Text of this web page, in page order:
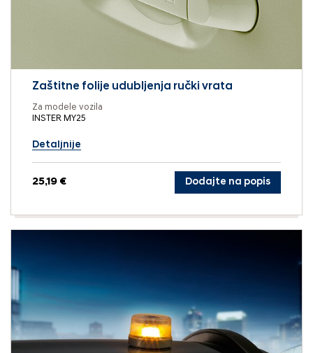
Zaštitne folije udubljenja ručki vrata
Za modele vozila
INSTER MY25
Detaljnije
25,19 € Dodajte na popis